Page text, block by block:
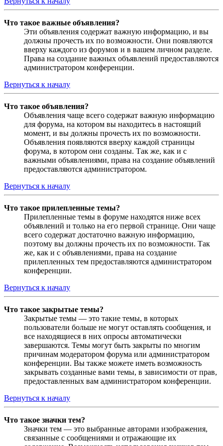
Что такое важные объявления?
Эти объявления содержат важную информацию, и вы
должны прочесть их по возможности. Они появляются
вверху каждого из форумов и в вашем личном разделе.
Права на создание важных объявлений предоставляются
администратором конференции.
Вернуться к началу
Что такое объявления?
Объявления чаще всего содержат важную информацию
для форума, на котором вы находитесь в настоящий
момент, и вы должны прочесть их по возможности.
Объявления появляются вверху каждой страницы
форума, в котором они созданы. Так же, как и с
важными объявлениями, права на создание объявлений
предоставляются администратором.
Вернуться к началу
Что такое прилепленные темы?
Прилепленные темы в форуме находятся ниже всех
объявлений и только на его первой странице. Они чаще
всего содержат достаточно важную информацию,
поэтому вы должны прочесть их по возможности. Так
же, как и с объявлениями, права на создание
прилепленных тем предоставляются администратором
конференции.
Вернуться к началу
Что такое закрытые темы?
Закрытые темы — это такие темы, в которых
пользователи больше не могут оставлять сообщения, и
все находящиеся в них опросы автоматически
завершаются. Темы могут быть закрыты по многим
причинам модератором форума или администратором
конференции. Вы также можете иметь возможность
закрывать созданные вами темы, в зависимости от прав,
предоставленных вам администратором конференции.
Вернуться к началу
Что такое значки тем?
Значки тем — это выбранные авторами изображения,
связанные с сообщениями и отражающие их